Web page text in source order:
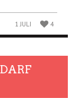
1 JULI 4